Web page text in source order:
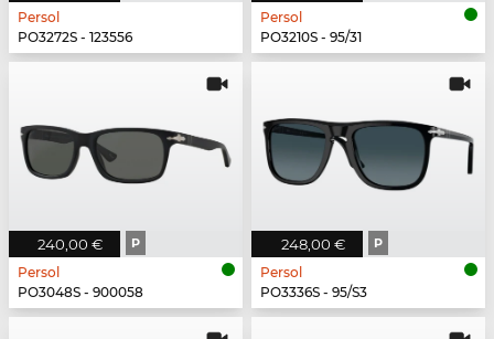
Persol
PO3272S - 123556
Persol
PO3210S - 95/31
240,00 € P
Persol
PO3048S - 900058
248,00 € P
Persol
PO3336S - 95/S3